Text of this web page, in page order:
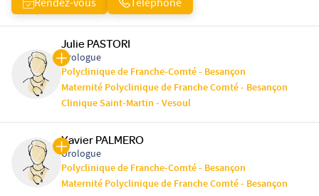
Rendez-vous Téléphone
Julie PASTORI
Urologue
Polyclinique de Franche-Comté - Besançon
Maternité Polyclinique de Franche Comté - Besançon
Clinique Saint-Martin - Vesoul
Xavier PALMERO
Urologue
Polyclinique de Franche-Comté - Besançon
Maternité Polyclinique de Franche Comté - Besançon